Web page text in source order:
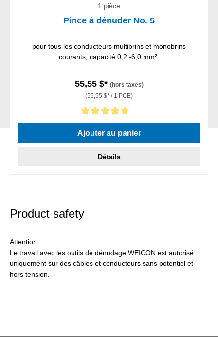
1 pièce
Pince à dénuder No. 5
pour tous les conducteurs multibrins et monobrins
courants, capacité 0,2 -6,0 mm².
55,55 $* (hors taxes)
(55,55 $* / 1 PCE)
Note moyenne de 4.86 sur 5 étoiles
Ajouter au panier
Détails
Product safety
Attention :
Le travail avec les outils de dénudage WEICON est autorisé
uniquement sur des câbles et conducteurs sans potentiel et
hors tension.